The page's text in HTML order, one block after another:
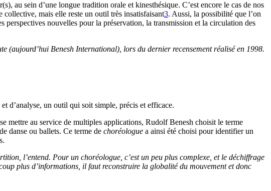
au sein d’une longue tradition orale et kinesthésique. C’est encore le cas de nos
collective, mais elle reste un outil très insatisfaisant3. Aussi, la possibilité que l’on
perspectives nouvelles pour la préservation, la transmission et la circulation des
(aujourd’hui Benesh International), lors du dernier recensement réalisé en 1998.
d’analyse, un outil qui soit simple, précis et efficace.
mettre au service de multiples applications, Rudolf Benesh choisit le terme
danse ou ballets. Ce terme de choréologue a ainsi été choisi pour identifier un
l’entend. Pour un choréologue, c’est un peu plus complexe, et le déchiffrage
plus d’informations, il faut reconstruire la globalité du mouvement et donc